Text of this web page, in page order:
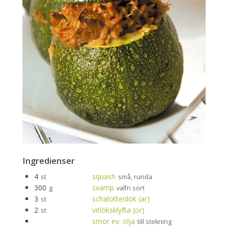
Ingredienser
4 st squash små, runda
300 g svamp valfri sort
3 st
schalottenlök (ar)
2 st
vitlöksklyfta (or)
smör ev. olja till stekning